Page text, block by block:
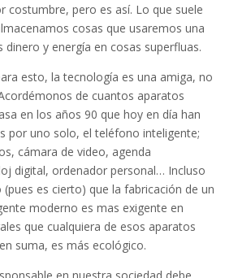
costumbre, pero es así. Lo que suele
cosas que usaremos una
dinero y energía en cosas superfluas.
esto, la tecnología es una amiga, no
de cuantos aparatos
en los años 90 que hoy en día han
por uno solo, el teléfono inteligente;
cámara de video, agenda
digital, ordenador personal… Incluso
es cierto) que la fabricación de un
moderno es mas exigente en
que cualquiera de esos aparatos
suma, es más ecológico.
en nuestra sociedad debe